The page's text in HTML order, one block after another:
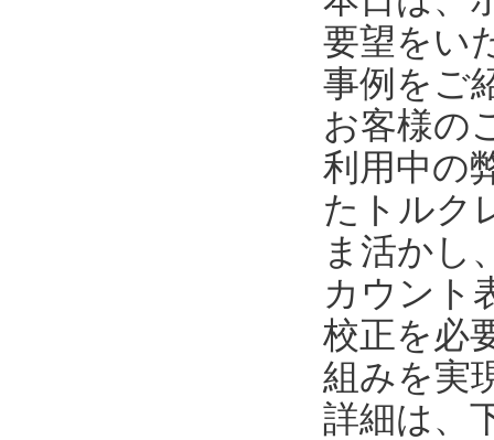
要望をい
事例をご
お客様の
利用中の
たトルク
ま活かし
カウント
校正を必
組みを実
詳細は、